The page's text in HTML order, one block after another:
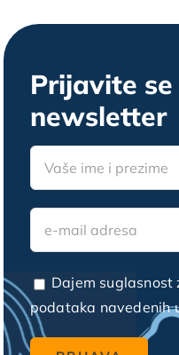
Prijavite
newsletter
Dajem
podataka navedenih